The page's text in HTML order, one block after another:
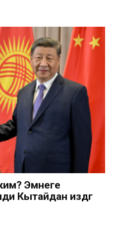
Эмнеге
Кытайдан издөөгө